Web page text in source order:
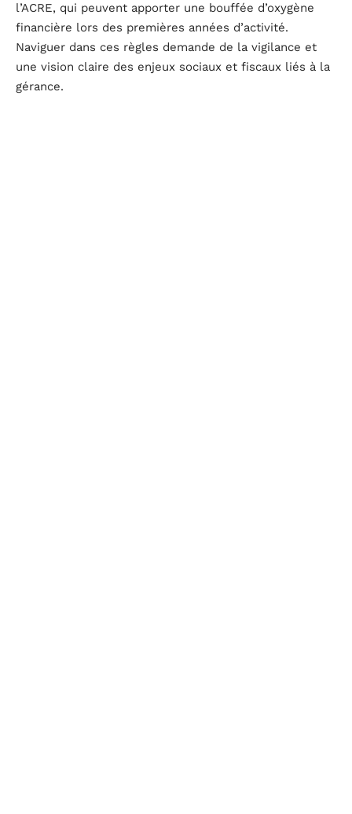
l’ACRE, qui peuvent apporter une bouffée d’oxygène
financière lors des premières années d’activité.
Naviguer dans ces règles demande de la vigilance et
une vision claire des enjeux sociaux et fiscaux liés à la
gérance.